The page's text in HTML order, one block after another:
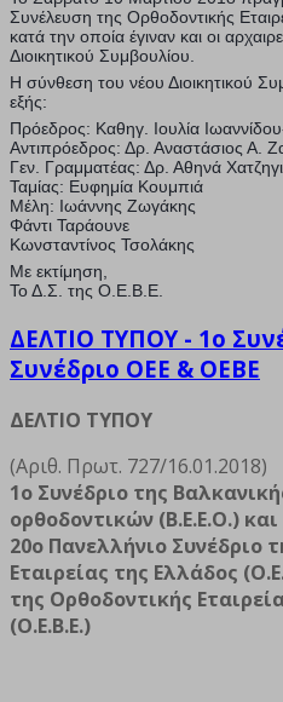
Συνέλευση της Ορθοδοντικής
κατά την οποία έγιναν και οι
Διοικητικού Συμβουλίου.
Η σύνθεση του νέου Διοικητικού
εξής:
Πρόεδρος: Καθηγ. Ιουλία
Αντιπρόεδρος: Δρ. Αναστάσιος Α.
Γεν. Γραμματέας: Δρ. Αθηνά
Ταμίας: Ευφημία Κουμπιά
Μέλη: Ιωάννης Ζωγάκης
Φάντι Ταράουνε
Κωνσταντίνος Τσολάκης
Με εκτίμηση,
Το Δ.Σ. της Ο.Ε.Β.Ε.
ΔΕΛΤΙΟ ΤΥΠΟΥ - 1ο
Συνέδριο OEE & OEBE
ΔΕΛΤΙΟ ΤΥΠΟΥ
(Αριθ. Πρωτ. 727/16.01.2018)
1ο Συνέδριο της
ορθοδοντικών (Β.Ε.Ε.Ο.) και
20ο Πανελλήνιο Συνέδριο
Εταιρείας της Ελλάδος
της Ορθοδοντικής
(Ο.Ε.Β.Ε.)